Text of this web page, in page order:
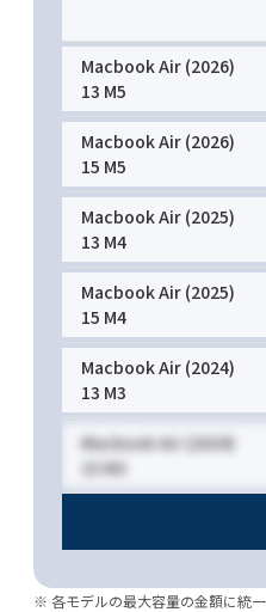
Macbook Air (2026)
13 M5
Macbook Air (2026)
15 M5
Macbook Air (2025)
13 M4
Macbook Air (2025)
15 M4
Macbook Air (2024)
13 M3
Macbook Air (2024)
15 M3
※ 各モデルの最大容量の金額に統一